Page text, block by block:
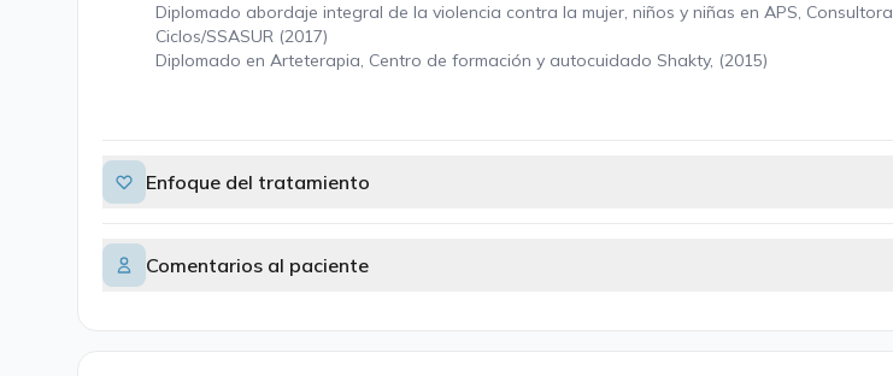
Diplomado abordaje integral de la violencia contra la mujer, niños y niñas en APS, Consultora
Ciclos/SSASUR (2017)
Diplomado en Arteterapia, Centro de formación y autocuidado Shakty, (2015)
Enfoque del tratamiento
Comentarios al paciente